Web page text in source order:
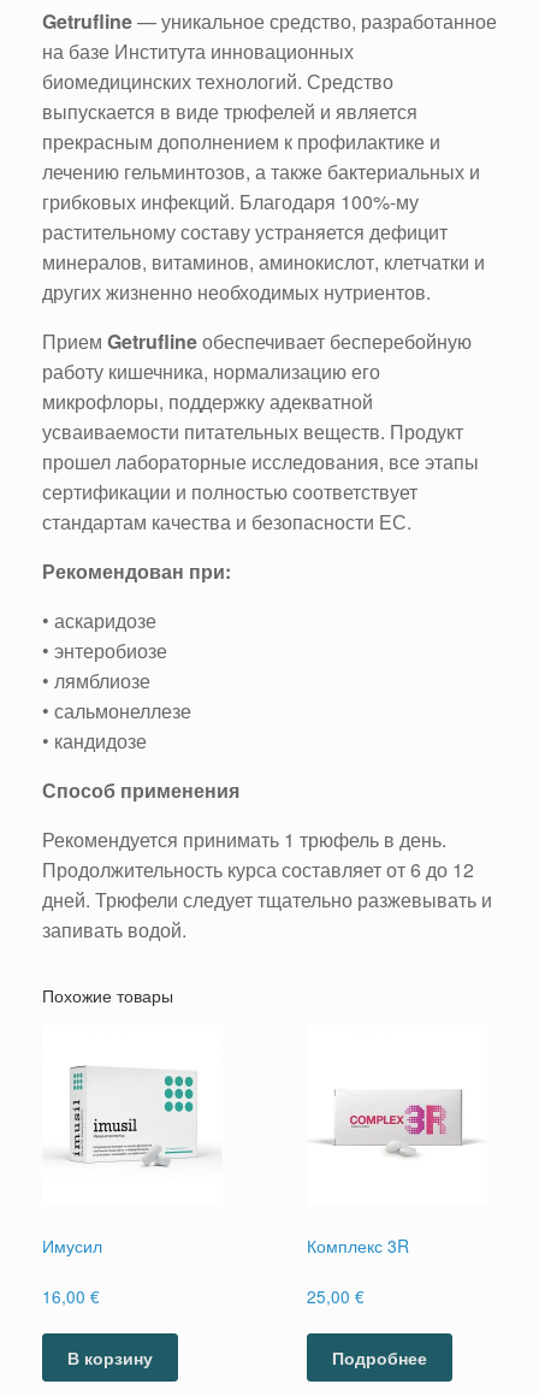
Getrufline— уникальное средство, разработанное
на базе Института инновационных
биомедицинских технологий. Средство
выпускается в виде трюфелей и является
прекрасным дополнением к профилактике и
лечению гельминтозов, а также бактериальных и
грибковых инфекций. Благодаря 100%-му
растительному составу устраняется дефицит
минералов, витаминов, аминокислот, клетчатки и
других жизненно необходимых нутриентов.
Прием Getruflineобеспечивает бесперебойную
работу кишечника, нормализацию его
микрофлоры, поддержку адекватной
усваиваемости питательных веществ. Продукт
прошел лабораторные исследования, все этапы
сертификации и полностью соответствует
стандартам качества и безопасности ЕС.
Рекомендован при:
• аскаридозе
• энтеробиозе
• лямблиозе
• сальмонеллезе
• кандидозе
Способ применения
Рекомендуется принимать 1 трюфель в день.
Продолжительность курса составляет от 6 до 12
дней. Трюфели следует тщательно разжевывать и
запивать водой.
Похожие товары
Имусил
16,00 €
В корзину
Комплекс 3R
25,00€
Подробнее